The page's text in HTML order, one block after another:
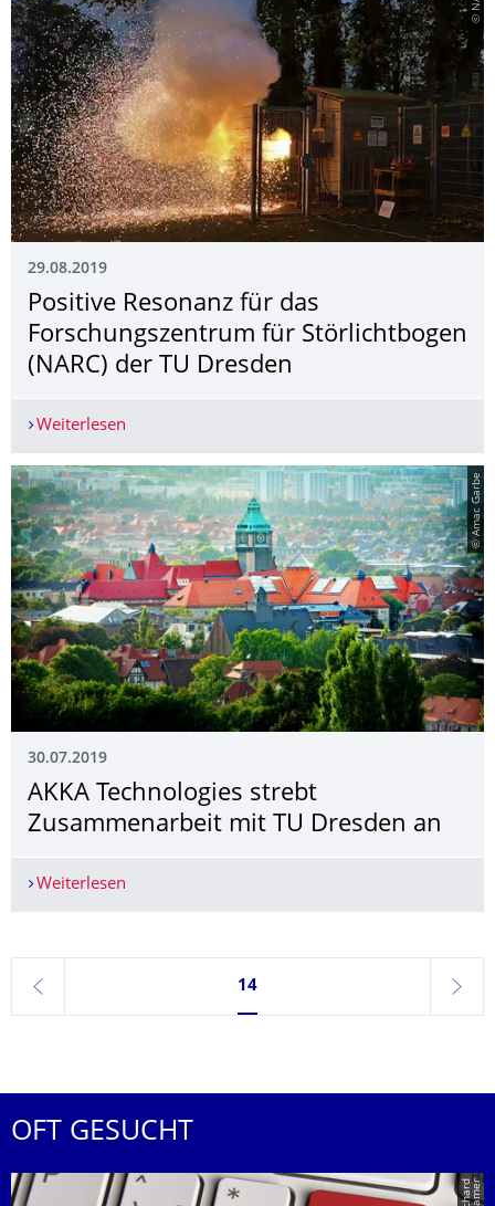
29.08.2019
Positive Resonanz für das
Forschungszentrum für Störlichtbogen
(NARC) der TU Dresden
Weiterlesen
© Amac Garbe
30.07.2019
AKKA Technologies strebt
Zusammenarbeit mit TU Dresden an
Weiterlesen
zurück
Seite 14, aktuell ausgewählt
14
weiter
OFT GESUCHT
r